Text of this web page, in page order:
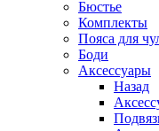
Бюстье
Комплекты
Пояса для
Боди
Аксессуары
Назад